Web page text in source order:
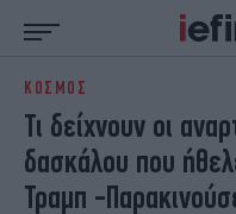
ΕΙΔΗΣΕΙΣ
NON PAPER
ΟΙΚΟΝΟΜΙΑ
ΠΟΛΙΤΙΣΜΟΣ
ΚΟΣΜΟΣ
Τι δείχνουν οι
δασκάλου που
Τραμπ -